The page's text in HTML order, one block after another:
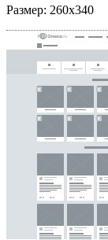
Размер: 260x340